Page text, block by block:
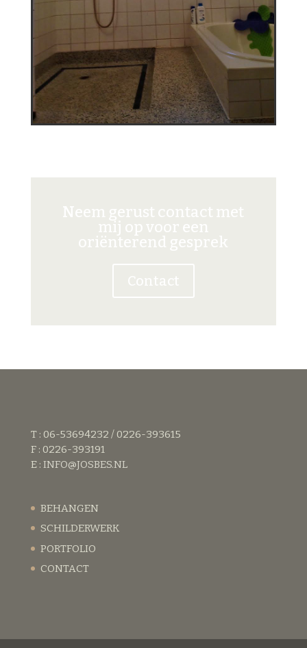
Neem gerust contact met
mij op voor een
oriënterend gesprek
Contact
T : 06-53694232 / 0226-393615
F : 0226-393191
E : INFO@JOSBES.NL
BEHANGEN
SCHILDERWERK
PORTFOLIO
CONTACT